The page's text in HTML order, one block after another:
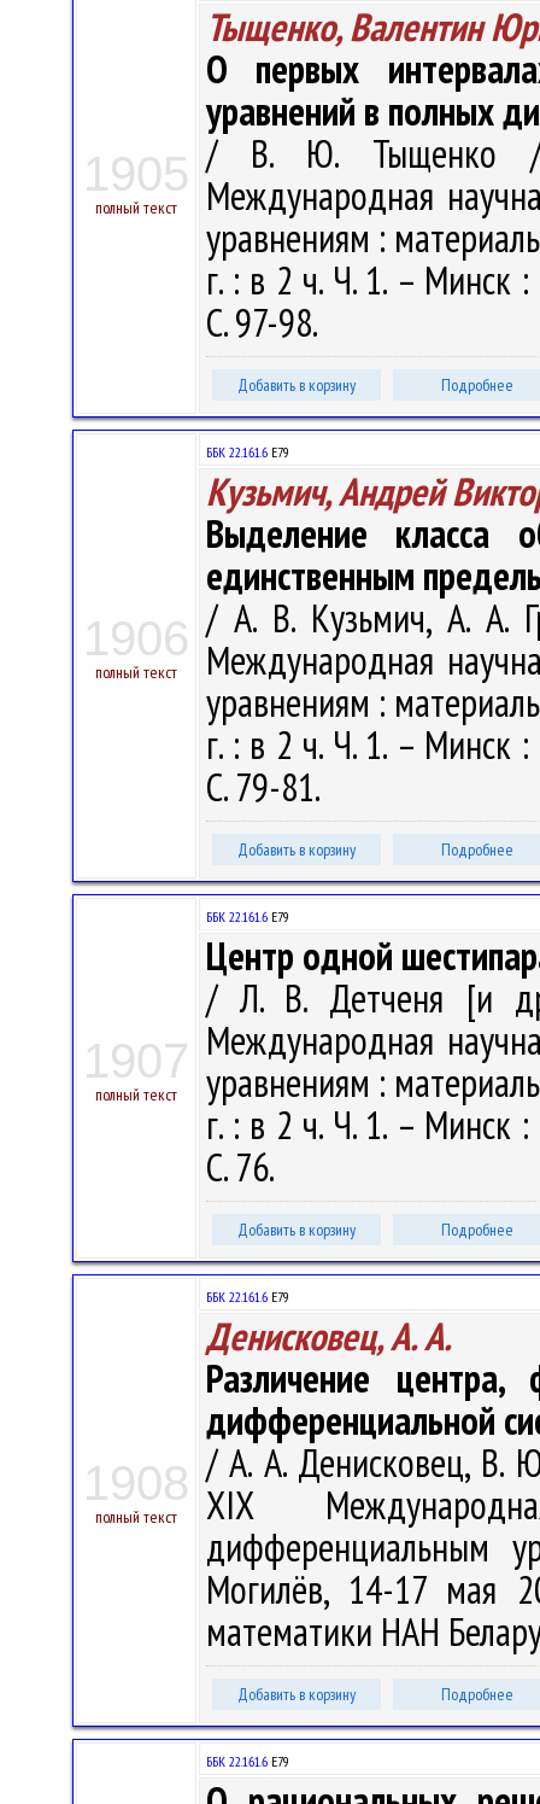
1905
полный текст
Тыщенко, Валентин
О первых
уравнений в полных
/ В. Ю. Тыщенко //
Международная
уравнениям :
г. : в 2 ч. Ч. 1. – Минск
С. 97-98.
Добавить в корзину Подробнее
1906
полный текст
ББК 22.161.6 Е79
Кузьмич, Андрей
Выделение класса
единственным
/ А. В. Кузьмич, А. А.
Международная
уравнениям :
г. : в 2 ч. Ч. 1. – Минск
С. 79-81.
Добавить в корзину Подробнее
1907
полный текст
ББК 22.161.6 Е79
Центр одной
/ Л. В. Детченя [и
Международная
уравнениям :
г. : в 2 ч. Ч. 1. – Минск
С. 76.
Добавить в корзину Подробнее
1908
полный текст
ББК 22.161.6 Е79
Денисковец, А. А.
Различение
дифференциальной
/ А. А. Денисковец, В.
XIX
дифференциальным
Могилёв, 14-17
математики НАН
Добавить в корзину Подробнее
ББК 22.161.6 Е79